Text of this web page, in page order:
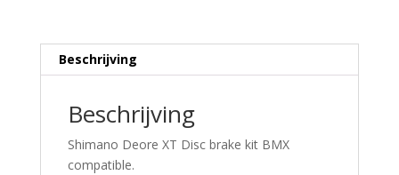
Beschrijving
Beschrijving
Shimano Deore XT Disc brake kit BMX
compatible.